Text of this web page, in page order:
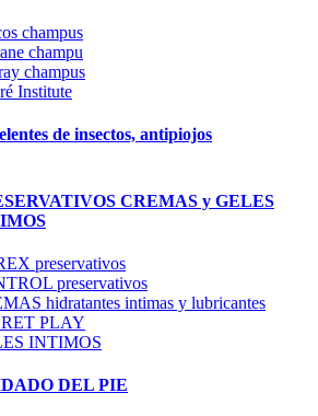
champus
champu
champus
Institute
de insectos, antipiojos
CREMAS y GELES
preservativos
preservativos
hidratantes intimas y lubricantes
PLAY
INTIMOS
DEL PIE